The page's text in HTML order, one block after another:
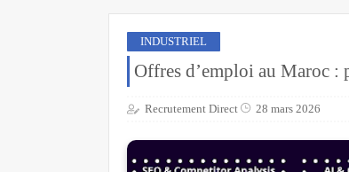
INDUSTRIEL
Offres d’emploi au Maroc :
Recrutement Direct 28 mars 2026